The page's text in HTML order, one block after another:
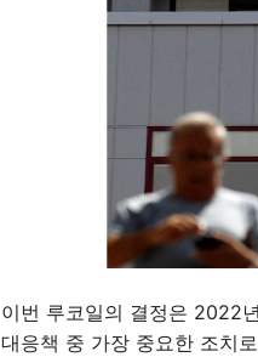
이번 루코일의 결정은 2022
대응책 중 가장 중요한 조치